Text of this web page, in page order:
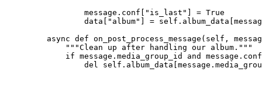
            message.conf["is_last"] = True
data["album"] =
async def on_post_process_message(self,
        """Clean up after handling our album."""
if message.media_group_id and
del